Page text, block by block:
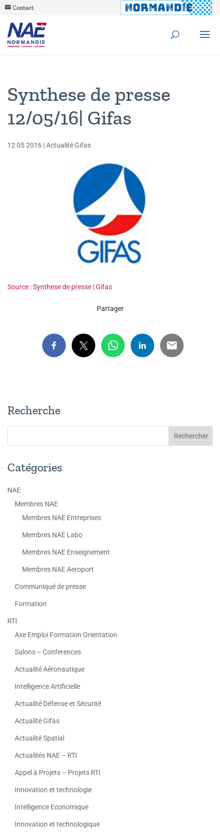
Contact
Synthese de presse
12/05/16| Gifas
12 05 2016 |Actualité Gifas
Source : Synthese de presse | Gifas
Partager
Recherche
Catégories
NAE
Membres NAE
Membres NAE Entreprises
Membres NAE Labo
Membres NAE Enseignement
Membres NAE Aeroport
Communiqué de presse
Formation
RTI
Axe Emploi Formation Orientation
Salons – Conferences
Actualité Aéronautique
Intelligence Artificielle
Actualité Défense et Sécurité
Actualité Gifas
Actualité Spatial
Actualités NAE – RTI
Appel à Projets – Projets RTI
Innovation et technologie
Intelligence Economique
Innovation et technologique